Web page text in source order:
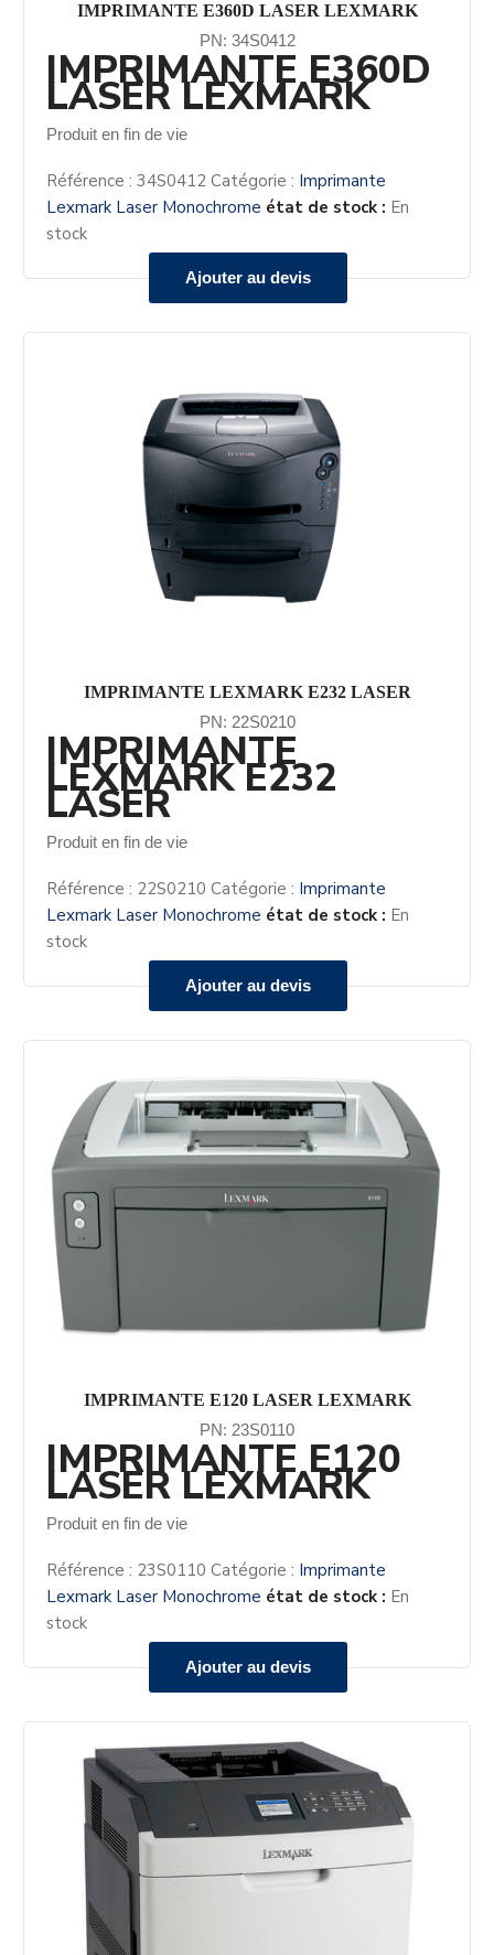
IMPRIMANTE E360D LASER LEXMARK
PN: 34S0412
Ajouter au devis
IMPRIMANTE E360D
LASER LEXMARK
Produit en fin de vie
Référence :34S0412 Catégorie : Imprimante
Lexmark Laser Monochrome état de stock : En
stock
IMPRIMANTE LEXMARK E232 LASER
PN: 22S0210
Ajouter au devis
IMPRIMANTE
LEXMARK E232
LASER
Produit en fin de vie
Référence : 22S0210 Catégorie : Imprimante
Lexmark Laser Monochrome état de stock : En
stock
IMPRIMANTE E120 LASER LEXMARK
PN: 23S0110
Ajouter au devis
IMPRIMANTE E120
LASER LEXMARK
Produit en fin de vie
Référence : 23S0110 Catégorie : Imprimante
Lexmark Laser Monochrome état de stock : En
stock